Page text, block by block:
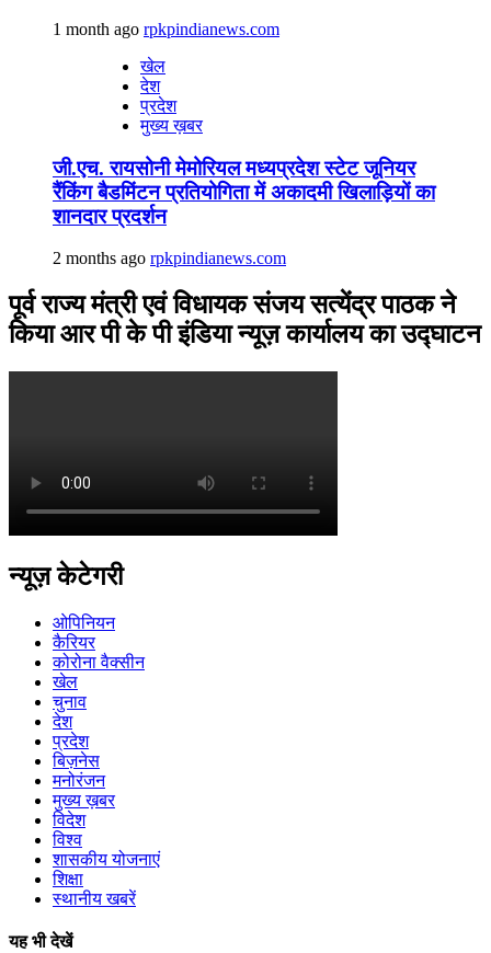
1 month ago rpkpindianews.com
खेल
देश
प्रदेश
मुख्य ख़बर
जी.एच. रायसोनी मेमोरियल मध्यप्रदेश स्टेट जूनियर
रैंकिंग बैडमिंटन प्रतियोगिता में अकादमी खिलाड़ियों का
शानदार प्रदर्शन
2 months ago rpkpindianews.com
पूर्व राज्य मंत्री एवं विधायक संजय सत्येंद्र पाठक ने
किया आर पी के पी इंडिया न्यूज़ कार्यालय का उद्घाटन
न्यूज़ केटेगरी
ओपिनियन
कैरियर
कोरोना वैक्सीन
खेल
चुनाव
देश
प्रदेश
बिज़नेस
मनोरंजन
मुख्य ख़बर
विदेश
विश्व
शासकीय योजनाएं
शिक्षा
स्थानीय खबरें
यह भी देखें